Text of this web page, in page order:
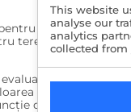
dezvoltare
terenul evaluat, în
evaluatorulANEVAR
reziduală a
de utilizarea
This website
analyse our
analytics
collected from